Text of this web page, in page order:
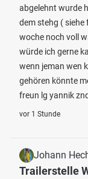
abgelehnt wurde
dem stehg (
woche noch voll
würde ich gerne
wenn jeman wen
gehören könnte
freun lg yannik
vor 1 Stunde
Johann
Trailerstelle